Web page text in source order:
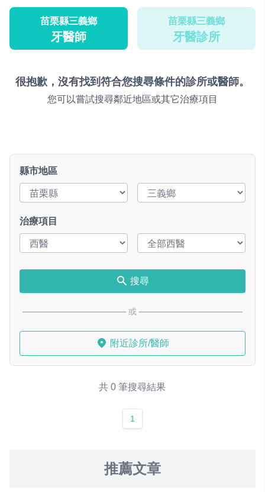
苗栗縣三義鄉
牙醫師
苗栗縣三義鄉
牙醫診所
很抱歉，沒有找到符合您搜尋條件的診所或醫師。
您可以嘗試搜尋鄰近地區或其它治療項目
縣市地區
治療項目
搜尋
或
附近診所/醫師
共 0 筆搜尋結果
1
推薦文章